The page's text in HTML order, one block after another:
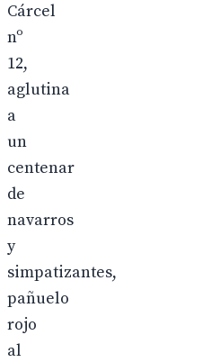
Cárcel
nº
12,
aglutina
a
un
centenar
de
navarros
y
simpatizantes,
pañuelo
rojo
al